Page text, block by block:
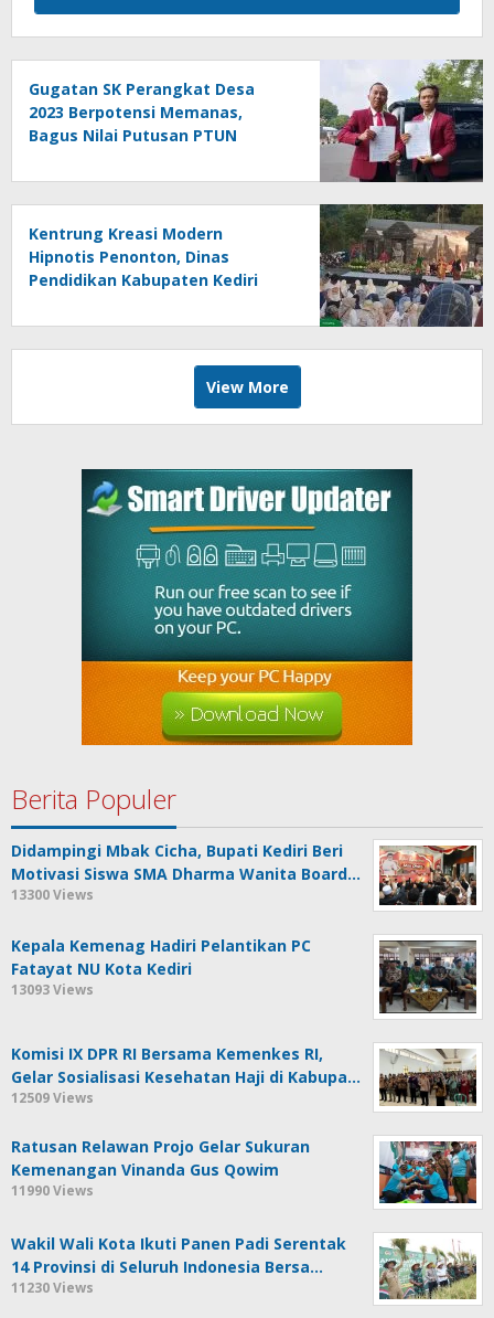
Gugatan SK Perangkat Desa
2023 Berpotensi Memanas,
Bagus Nilai Putusan PTUN
Kentrung Kreasi Modern
Hipnotis Penonton, Dinas
Pendidikan Kabupaten Kediri
View More
Berita Populer
Didampingi Mbak Cicha, Bupati Kediri Beri
Motivasi Siswa SMA Dharma Wanita Board…
13300 Views
Kepala Kemenag Hadiri Pelantikan PC
Fatayat NU Kota Kediri
13093 Views
Komisi IX DPR RI Bersama Kemenkes RI,
Gelar Sosialisasi Kesehatan Haji di Kabupa…
12509 Views
Ratusan Relawan Projo Gelar Sukuran
Kemenangan Vinanda Gus Qowim
11990 Views
Wakil Wali Kota Ikuti Panen Padi Serentak
14 Provinsi di Seluruh Indonesia Bersa…
11230 Views